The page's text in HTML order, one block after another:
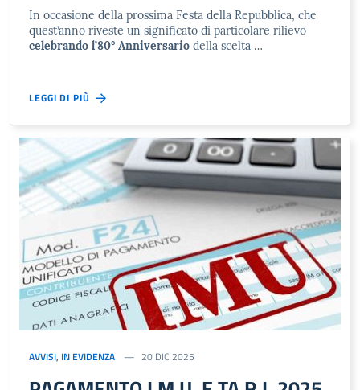
In occasione della prossima Festa della Repubblica, che
quest’anno riveste un significato di particolare rilievo
celebrando l’80° Anniversario della scelta …
LEGGI DI PIÙ
AVVISI, IN EVIDENZA 20 DIC 2025